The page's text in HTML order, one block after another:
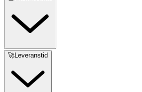
CI 77491 (Iron Oxides), CI 77499 (Iron
aktuella formuleringen från
förekomma tidigare versioner.
tryckta ingredienslistan på
korrekt information.
🚀Leveranstid